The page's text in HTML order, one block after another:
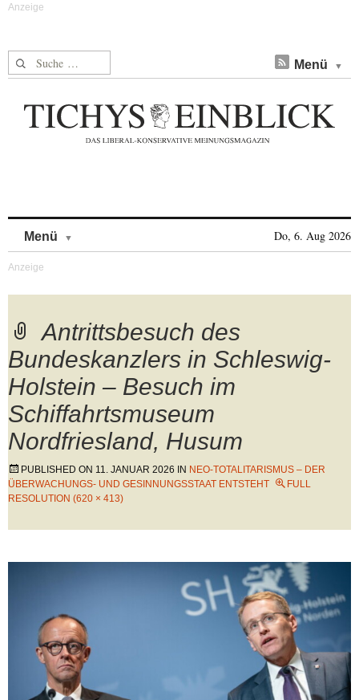
Suche nach: Menü
Menü Do, 6. Aug 2026
Antrittsbesuch des
Bundeskanzlers in Schleswig-
Holstein – Besuch im
Schiffahrtsmuseum
Nordfriesland, Husum
PUBLISHED ON 11. JANUAR 2026 IN NEO-TOTALITARISMUS – DER
ÜBERWACHUNGS- UND GESINNUNGSSTAAT ENTSTEHT
FULL
RESOLUTION (620 × 413)